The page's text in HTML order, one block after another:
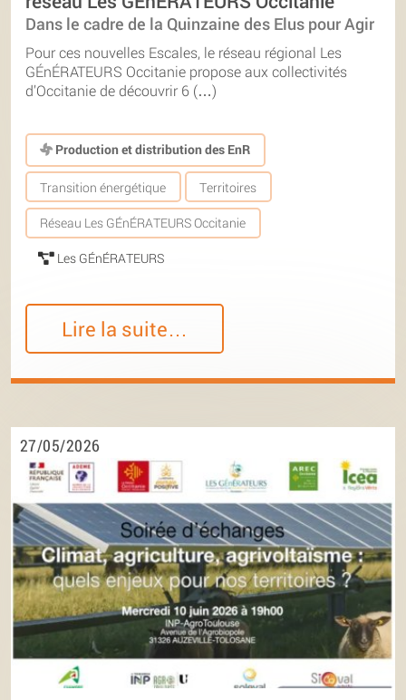
Dans le cadre de la Quinzaine des Elus pour Agir
Pour ces nouvelles Escales, le réseau régional Les
GÉnÉRATEURS Occitanie propose aux collectivités
d’Occitanie de découvrir 6 (…)
Production et distribution des EnR
Transition énergétique Territoires
Réseau Les GÉnÉRATEURS Occitanie
Les GÉnÉRATEURS
Lire la suite…
27/05/2026